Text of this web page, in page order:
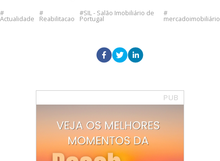
Actualidade Reabilitacao
SIL - Salão Imobiliário de
Portugal mercadoimobiliário
PUB